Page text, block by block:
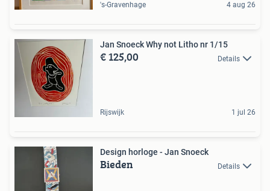
's-Gravenhage 4 aug 26
Jan Snoeck Why not Litho nr 1/15
€ 125,00 Details
Rijswijk 1 jul 26
Design horloge - Jan Snoeck
Bieden Details